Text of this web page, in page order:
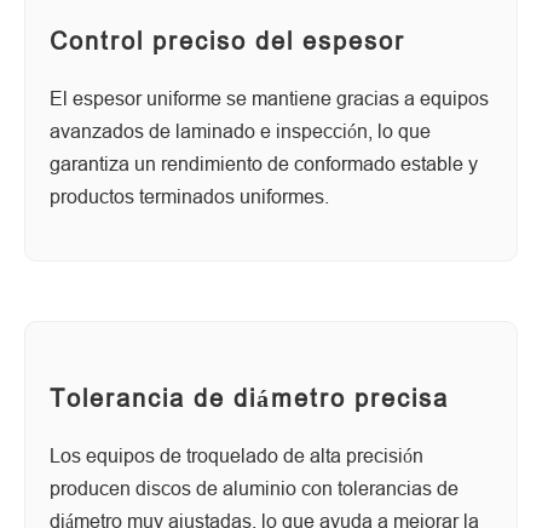
Control preciso del espesor
El espesor uniforme se mantiene gracias a equipos
avanzados de laminado e inspección, lo que
garantiza un rendimiento de conformado estable y
productos terminados uniformes.
Tolerancia de diámetro precisa
Los equipos de troquelado de alta precisión
producen discos de aluminio con tolerancias de
diámetro muy ajustadas, lo que ayuda a mejorar la